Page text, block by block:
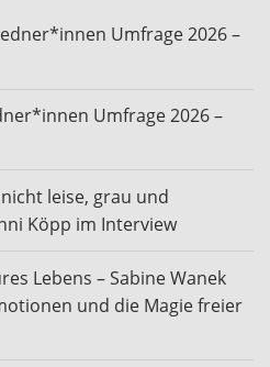
Umfrage 2026 –
Umfrage 2026 –
leise, grau und
Köpp im Interview
Lebens – Sabine Wanek
und die Magie freier